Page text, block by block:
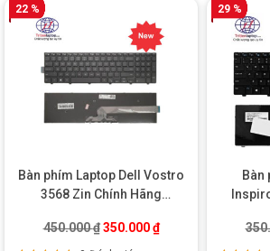
22 %
Bàn phím Laptop Dell Vostro
3568 Zin Chính Hãng
450.000₫ Giá gốc là: 450.000 ₫.
350.000₫Giá hiện tại là:
29 %
Bàn